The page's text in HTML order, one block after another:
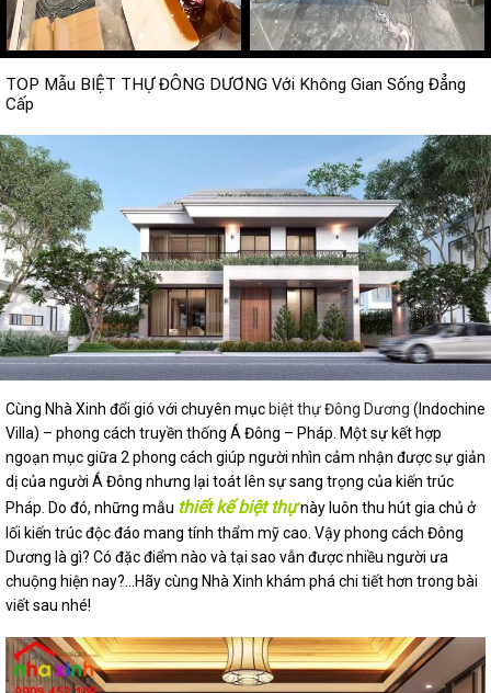
TOP Mẫu BIỆT THỰ ĐÔNG DƯƠNG Với Không Gian Sống Đẳng
Cấp
Cùng Nhà Xinh đổi gió với chuyên mục biệt thự Đông Dương (Indochine
Villa) – phong cách truyền thống Á Đông – Pháp. Một sự kết hợp
ngoạn mục giữa 2 phong cách giúp người nhìn cảm nhận được sự giản
dị của người Á Đông nhưng lại toát lên sự sang trọng của kiến trúc
Pháp. Do đó, những mẫu thiết kế biệt thựnày luôn thu hút gia chủ ở
lối kiến trúc độc đáo mang tính thẩm mỹ cao. Vậy phong cách Đông
Dương là gì? Có đặc điểm nào và tại sao vẫn được nhiều người ưa
chuộng hiện nay?…Hãy cùng Nhà Xinh khám phá chi tiết hơn trong bài
viết sau nhé!